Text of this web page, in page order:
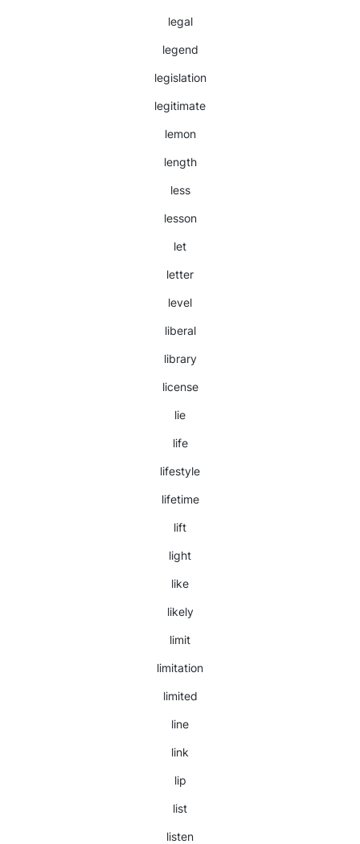
legal
legend
legislation
legitimate
lemon
length
less
lesson
let
letter
level
liberal
library
license
lie
life
lifestyle
lifetime
lift
light
like
likely
limit
limitation
limited
line
link
lip
list
listen